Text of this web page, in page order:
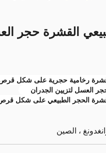
القشرة حجر
رخامية حجرية على شكل
العسل لتزيين الجدران
الحجر الطبيعي على شكل قرص العسل
، الصين